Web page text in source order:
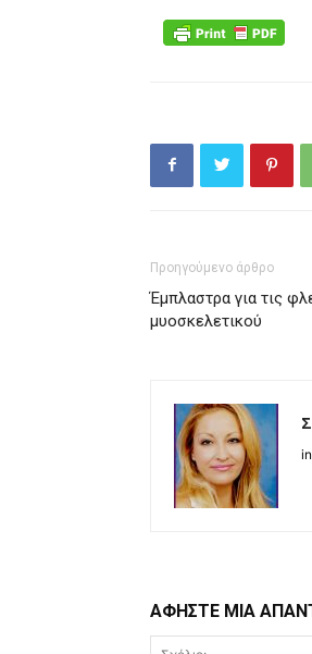
Προηγούμενο άρθρο
Έμπλαστρα για τις
μυοσκελετικού
ΑΦΗΣΤΕ ΜΙΑ